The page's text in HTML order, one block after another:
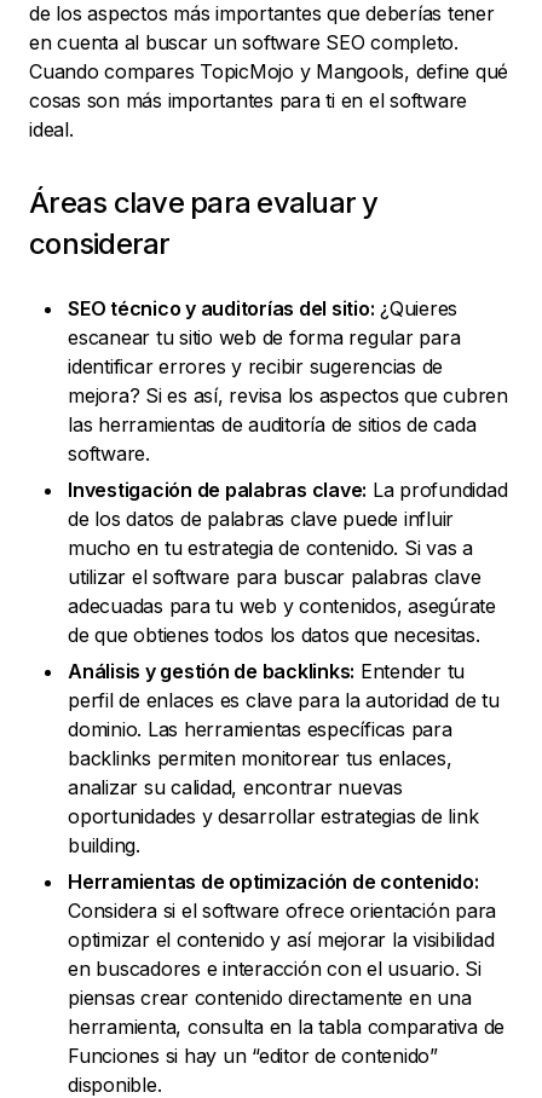
de los aspectos más importantes que deberías tener
en cuenta al buscar un software SEO completo.
Cuando compares TopicMojo y Mangools, define qué
cosas son más importantes para ti en el software
ideal.
Áreas clave para evaluar y
considerar
SEO técnico y auditorías del sitio: ¿Quieres
escanear tu sitio web de forma regular para
identificar errores y recibir sugerencias de
mejora? Si es así, revisa los aspectos que cubren
las herramientas de auditoría de sitios de cada
software.
Investigación de palabras clave: La profundidad
de los datos de palabras clave puede influir
mucho en tu estrategia de contenido. Si vas a
utilizar el software para buscar palabras clave
adecuadas para tu web y contenidos, asegúrate
de que obtienes todos los datos que necesitas.
Análisis y gestión de backlinks: Entender tu
perfil de enlaces es clave para la autoridad de tu
dominio. Las herramientas específicas para
backlinks permiten monitorear tus enlaces,
analizar su calidad, encontrar nuevas
oportunidades y desarrollar estrategias de link
building.
Herramientas de optimización de contenido:
Considera si el software ofrece orientación para
optimizar el contenido y así mejorar la visibilidad
en buscadores e interacción con el usuario. Si
piensas crear contenido directamente en una
herramienta, consulta en la tabla comparativa de
Funciones si hay un “editor de contenido”
disponible.